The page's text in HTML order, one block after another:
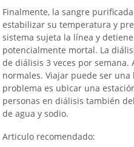
Finalmente, la sangre
estabilizar su temperatura y
sistema sujeta la línea y
potencialmente mortal. La
de diálisis 3 veces por
normales. Viajar puede ser
problema es ubicar una
personas en diálisis también
de agua y sodio.
Articulo recomendado: